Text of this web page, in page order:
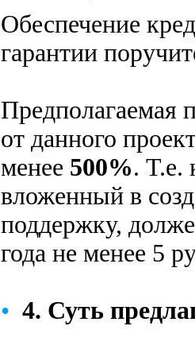
Обеспечение
гарантии
Предполагаемая
от данного
менее 500%. Т.е.
вложенный в
поддержку,
года не менее 5
• 4. Суть